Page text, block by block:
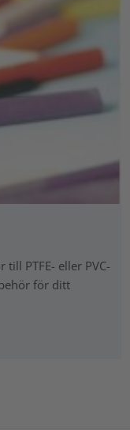
PTFE- eller PVC-
för ditt